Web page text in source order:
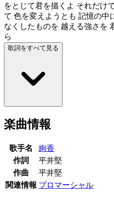
をとじて君を描くよ それだけ
て 色を変えようとも 記憶の中
なくしたものを 越える強さを
ら
歌詞をすべて見る
楽曲情報
歌手名
絢香
作詞
平井堅
作曲
平井堅
関連情報 プロマーシャル